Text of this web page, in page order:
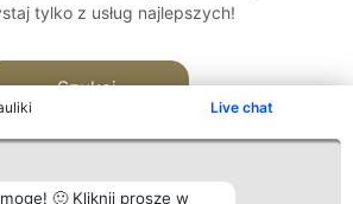
Live chat
🙂 Kliknij proszę w
tylko z usług najlepszych!
Szukaj